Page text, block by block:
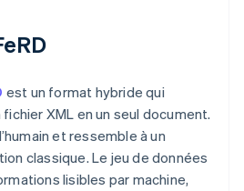
est un format hybride qui
XML en un seul document.
et ressemble à un
classique. Le jeu de données
lisibles par machine,